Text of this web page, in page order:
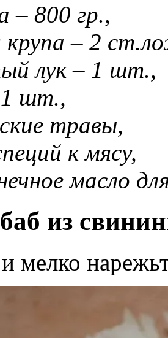
– 800 гр.,
– 2
лук – 1 шт.,
шт.,
травы,
к мясу,
масло
из
мелко